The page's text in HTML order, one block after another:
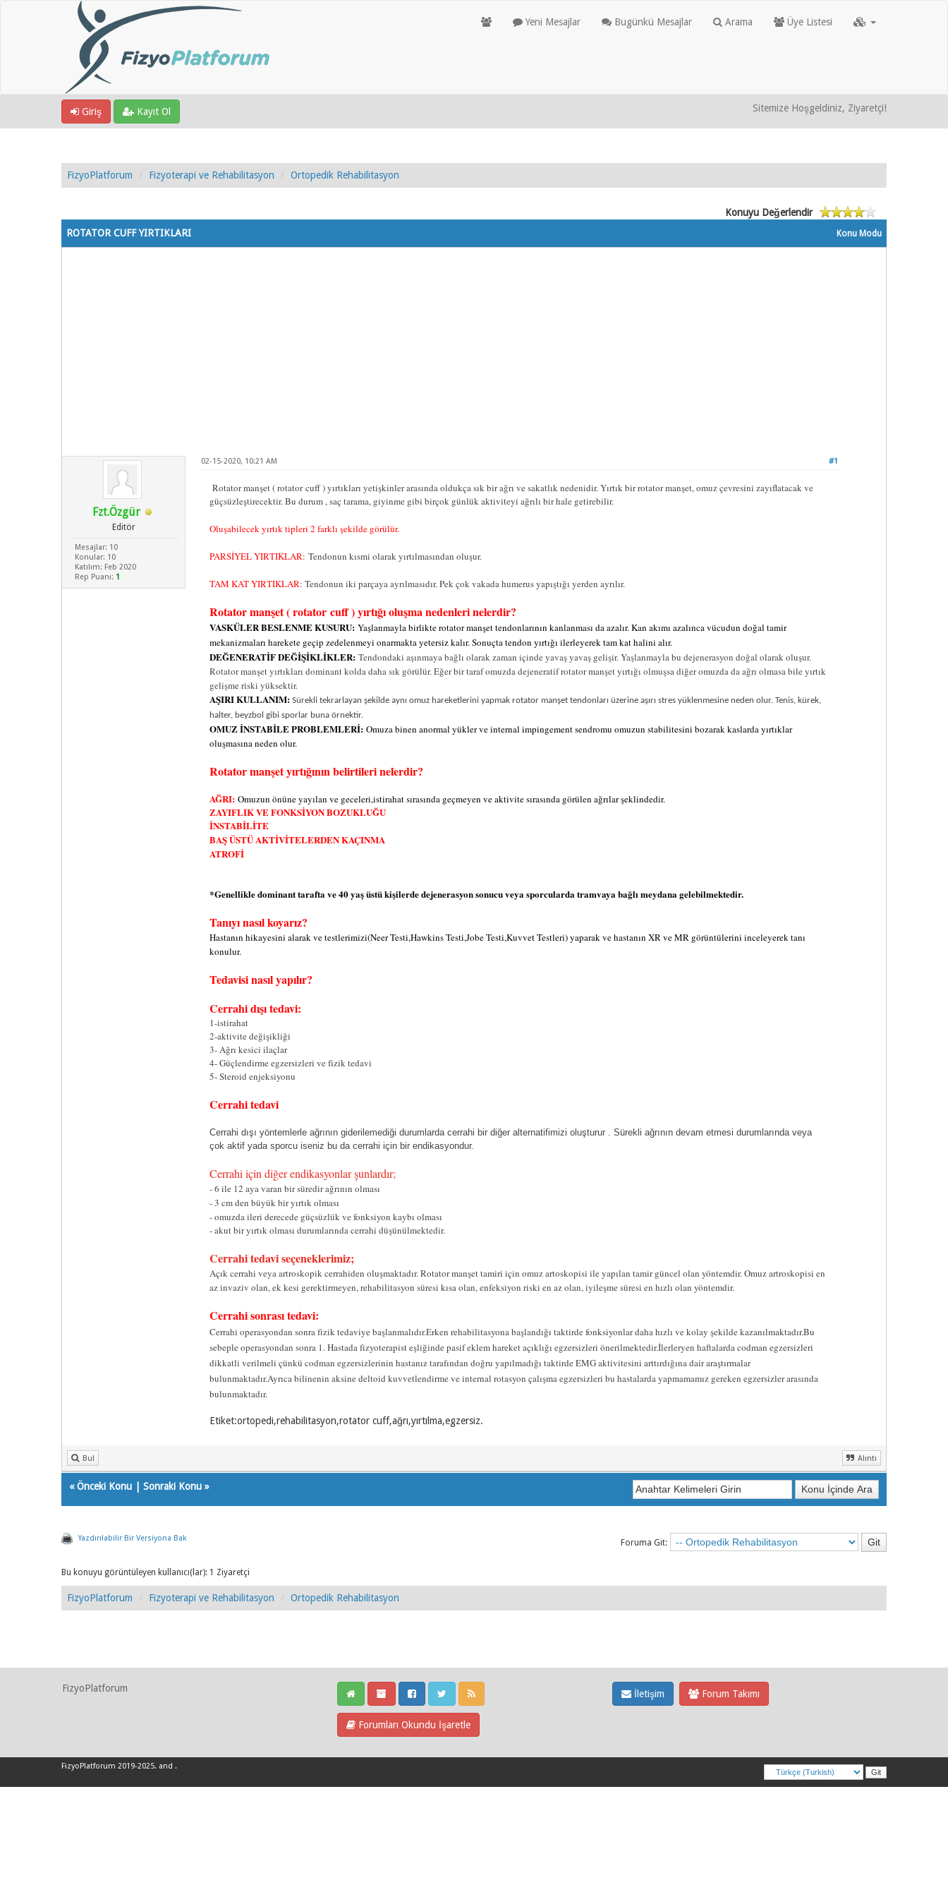
Yeni Mesajlar Bugünkü Mesajlar Arama Üye Listesi
Giriş Kayıt Ol Sitemize Hoşgeldiniz, Ziyaretçi!
FizyoPlatforum Fizyoterapi ve Rehabilitasyon Ortopedik Rehabilitasyon
Konuyu Değerlendir
Konu Modu
ROTATOR CUFF YIRTIKLARI
Fzt.Özgür
Editör
Mesajlar: 10
Konular: 10
Katılım: Feb 2020
Rep Puanı: 1
#1
02-15-2020, 10:21 AM
Rotator manşet ( rotator cuff ) yırtıkları yetişkinler arasında oldukça sık bir ağrı ve sakatlık nedenidir. Yırtık bir rotator manşet, omuz çevresini zayıflatacak ve
güçsüzleştirecektir. Bu durum , saç tarama, giyinme gibi birçok günlük aktiviteyi ağrılı bir hale getirebilir.
Oluşabilecek yırtık tipleri 2 farklı şekilde görülür.
PARSİYEL YIRTIKLAR: Tendonun kısmi olarak yırtılmasından oluşur.
TAM KAT YIRTIKLAR: Tendonun iki parçaya ayrılmasıdır. Pek çok vakada humerus yapıştığı yerden ayrılır.
Rotator manşet ( rotator cuff ) yırtığı oluşma nedenleri nelerdir?
VASKÜLER BESLENME KUSURU:Yaşlanmayla birlikte rotator manşet tendonlarının kanlanması da azalır. Kan akımı azalınca vücudun doğal tamir
mekanizmaları harekete geçip zedelenmeyi onarmakta yetersiz kalır. Sonuçta tendon yırtığı ilerleyerek tam kat halini alır.
DEĞENERATİF DEĞİŞİKLİKLER: Tendondaki aşınmaya bağlı olarak zaman içinde yavaş yavaş gelişir. Yaşlanmayla bu dejenerasyon doğal olarak oluşur.
Rotator manşet yırtıkları dominant kolda daha sık görülür. Eğer bir taraf omuzda dejeneratif rotator manşet yırtığı olmuşsa diğer omuzda da ağrı olmasa bile yırtık
gelişme riski yüksektir.
AŞIRI KULLANIM: Sürekli tekrarlayan şekilde aynı omuz hareketlerini yapmak rotator manşet tendonları üzerine aşırı stres yüklenmesine neden olur. Tenis, kürek,
halter, beyzbol gibi sporlar buna örnektir.
OMUZ İNSTABİLE PROBLEMLERİ: Omuza binen anormal yükler ve internal impingement sendromu omuzun stabilitesini bozarak kaslarda yırtıklar
oluşmasına neden olur.
Rotator manşet yırtığının belirtileri nelerdir?
AĞRI: Omuzun önüne yayılan ve geceleri,istirahat sırasında geçmeyen ve aktivite sırasında görülen ağrılar şeklindedir.
ZAYIFLIK VE FONKSİYON BOZUKLUĞU
İNSTABİLİTE
BAŞ ÜSTÜ AKTİVİTELERDEN KAÇINMA
ATROFİ
*Genellikle dominant tarafta ve 40 yaş üstü kişilerde dejenerasyon sonucu veya sporcularda tramvaya bağlı meydana gelebilmektedir.
Tanıyı nasıl koyarız?
Hastanın hikayesini alarak ve testlerimizi(Neer Testi,Hawkins Testi,Jobe Testi,Kuvvet Testleri) yaparak ve hastanın XR ve MR görüntülerini inceleyerek tanı
konulur.
Tedavisi nasıl yapılır?
Cerrahi dışı tedavi:
1-istirahat
2-aktivite değişikliği
3- Ağrı kesici ilaçlar
4- Güçlendirme egzersizleri ve fizik tedavi
5- Steroid enjeksiyonu
Cerrahi tedavi
Cerrahi dışı yöntemlerle ağrının giderilemediği durumlarda cerrahi bir diğer alternatifimizi oluşturur . Sürekli ağrının devam etmesi durumlarında veya
çok aktif yada sporcu iseniz bu da cerrahi için bir endikasyondur.
Cerrahi için diğer endikasyonlar şunlardır;
- 6 ile 12 aya varan bir süredir ağrının olması
- 3 cm den büyük bir yırtık olması
- omuzda ileri derecede güçsüzlük ve fonksiyon kaybı olması
- akut bir yırtık olması durumlarında cerrahi düşünülmektedir.
Cerrahi tedavi seçeneklerimiz;
Açık cerrahi veya artroskopik cerrahiden oluşmaktadır. Rotator manşet tamiri için omuz artoskopisi ile yapılan tamir güncel olan yöntemdir. Omuz artroskopisi en
az invaziv olan, ek kesi gerektirmeyen, rehabilitasyon süresi kısa olan, enfeksiyon riski en az olan, iyileşme süresi en hızlı olan yöntemdir.
Cerrahi sonrası tedavi:
Cerrahi operasyondan sonra fizik tedaviye başlanmalıdır.Erken rehabilitasyona başlandığı taktirde fonksiyonlar daha hızlı ve kolay şekilde kazanılmaktadır.Bu
sebeple operasyondan sonra 1. Hastada fizyoterapist eşliğinde pasif eklem hareket açıklığı egzersizleri önerilmektedir.İlerleryen haftalarda codman egzersizleri
dikkatli verilmeli çünkü codman egzersizlerinin hastanız tarafından doğru yapılmadığı taktirde EMG aktivitesini arttırdığına dair araştırmalar
bulunmaktadır.Ayrıca bilinenin aksine deltoid kuvvetlendirme ve internal rotasyon çalışma egzersizleri bu hastalarda yapmamamız gereken egzersizler arasında
bulunmaktadır.
Etiket:ortopedi,rehabilitasyon,rotator cuff,ağrı,yırtılma,egzersiz.
Bul Alıntı
«Önceki Konu Sonraki Konu »
Yazdırılabilir Bir Versiyona Bak Foruma Git:
Bu konuyu görüntüleyen kullanıcı(lar): 1 Ziyaretçi
FizyoPlatforum Fizyoterapi ve Rehabilitasyon Ortopedik Rehabilitasyon
FizyoPlatforum
Forumları Okundu İşaretle
İletişim Forum Takımı
FizyoPlatforum 2019-2025. and .